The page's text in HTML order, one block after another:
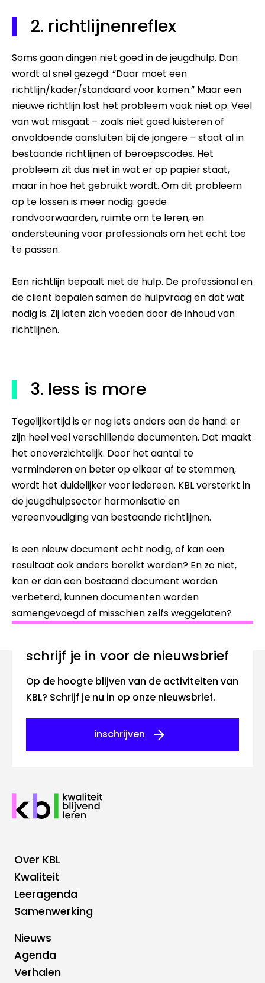
2. richtlijnenreflex
Soms gaan dingen niet goed in de jeugdhulp. Dan
wordt al snel gezegd: “Daar moet een
richtlijn/kader/standaard voor komen.” Maar een
nieuwe richtlijn lost het probleem vaak niet op. Veel
van wat misgaat – zoals niet goed luisteren of
onvoldoende aansluiten bij de jongere – staat al in
bestaande richtlijnen of beroepscodes. Het
probleem zit dus niet in wat er op papier staat,
maar in hoe het gebruikt wordt. Om dit probleem
op te lossen is meer nodig: goede
randvoorwaarden, ruimte om te leren, en
ondersteuning voor professionals om het echt toe
te passen.
Een richtlijn bepaalt niet de hulp. De professional en
de cliënt bepalen samen de hulpvraag en dat wat
nodig is. Zij laten zich voeden door de inhoud van
richtlijnen.
3. less is more
Tegelijkertijd is er nog iets anders aan de hand: er
zijn heel veel verschillende documenten. Dat maakt
het onoverzichtelijk. Door het aantal te
verminderen en beter op elkaar af te stemmen,
wordt het duidelijker voor iedereen. KBL versterkt in
de jeugdhulpsector harmonisatie en
vereenvoudiging van bestaande richtlijnen.
Is een nieuw document echt nodig, of kan een
resultaat ook anders bereikt worden? En zo niet,
kan er dan een bestaand document worden
verbeterd, kunnen documenten worden
samengevoegd of misschien zelfs weggelaten?
Schrijf je in voor de nieuwsbrief
Op de hoogte blijven van de activiteiten van
KBL? Schrijf je nu in op onze nieuwsbrief.
inschrijven
Footer
Hoofdnavigatie
Over KBL
Kwaliteit
Leeragenda
Samenwerking
Footer
Top
Nieuws
Agenda
Verhalen